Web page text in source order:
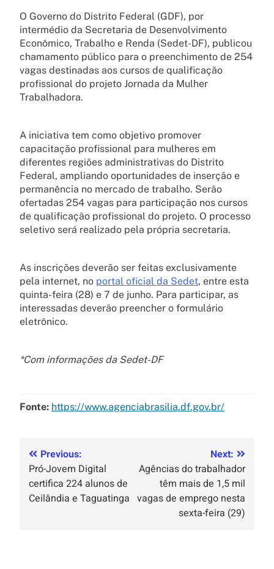
O Governo do Distrito Federal (GDF), por
intermédio da Secretaria de Desenvolvimento
Econômico, Trabalho e Renda (Sedet-DF), publicou
chamamento público para o preenchimento de 254
vagas destinadas aos cursos de qualificação
profissional do projeto Jornada da Mulher
Trabalhadora.
A iniciativa tem como objetivo promover
capacitação profissional para mulheres em
diferentes regiões administrativas do Distrito
Federal, ampliando oportunidades de inserção e
permanência no mercado de trabalho. Serão
ofertadas 254 vagas para participação nos cursos
de qualificação profissional do projeto. O processo
seletivo será realizado pela própria secretaria.
As inscrições deverão ser feitas exclusivamente
pela internet, no portal oficial da Sedet, entre esta
quinta-feira (28) e 7 de junho. Para participar, as
interessadas deverão preencher o formulário
eletrônico.
*Com informações da Sedet-DF
Fonte: https://www.agenciabrasilia.df.gov.br/
Previous:
Pró-Jovem Digital
certifica 224 alunos de
Ceilândia e Taguatinga
Next:
Agências do trabalhador
têm mais de 1,5 mil
vagas de emprego nesta
sexta-feira (29)